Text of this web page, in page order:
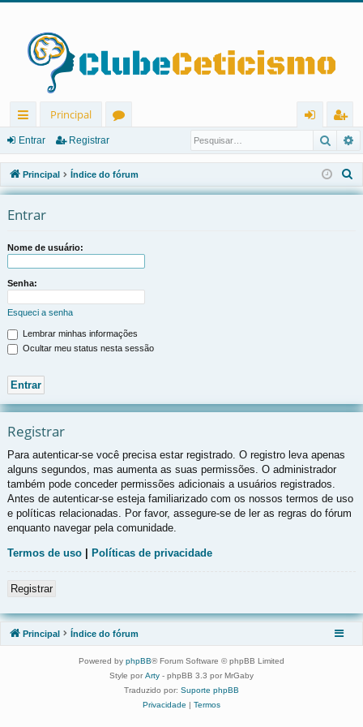
in
ks
rá
pi
os
Principal
u
ns
ra
r
eg
ist
ra
Entrar Registrar
Principal Índice do fórum
e
Entrar
Nome de usuário:
Senha:
Esqueci a senha
Lembrar minhas informações
Ocultar meu status nesta sessão
Registrar
Para autenticar-se você precisa estar registrado. O registro leva apenas
alguns segundos, mas aumenta as suas permissões. O administrador
também pode conceder permissões adicionais a usuários registrados.
Antes de autenticar-se esteja familiarizado com os nossos termos de uso
e políticas relacionadas. Por favor, assegure-se de ler as regras do fórum
enquanto navegar pela comunidade.
Termos de uso Políticas de privacidade
Registrar
Principal Índice do fórum
Powered by phpBB® Forum Software © phpBB Limited
Style por Arty - phpBB 3.3 por MrGaby
Traduzido por: Suporte phpBB
Privacidade | Termos